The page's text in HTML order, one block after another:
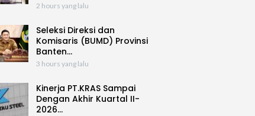
2 hours yang lalu
Seleksi Direksi dan
Komisaris (BUMD) Provinsi
Banten…
3 hours yang lalu
Kinerja PT.KRAS Sampai
Dengan Akhir Kuartal II-
2026…